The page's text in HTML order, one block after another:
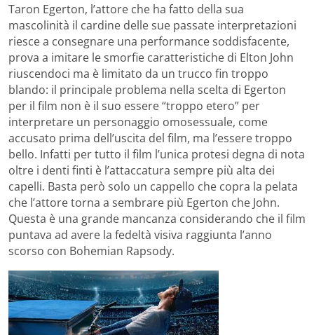
Taron Egerton, l’attore che ha fatto della sua
mascolinità il cardine delle sue passate interpretazioni
riesce a consegnare una performance soddisfacente,
prova a imitare le smorfie caratteristiche di Elton John
riuscendoci ma è limitato da un trucco fin troppo
blando: il principale problema nella scelta di Egerton
per il film non è il suo essere “troppo etero” per
interpretare un personaggio omosessuale, come
accusato prima dell’uscita del film, ma l’essere troppo
bello. Infatti per tutto il film l’unica protesi degna di nota
oltre i denti finti è l’attaccatura sempre più alta dei
capelli. Basta però solo un cappello che copra la pelata
che l’attore torna a sembrare più Egerton che John.
Questa è una grande mancanza considerando che il film
puntava ad avere la fedeltà visiva raggiunta l’anno
scorso con Bohemian Rapsody.